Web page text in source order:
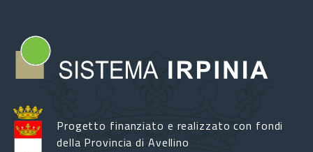
Progetto finanziato e realizzato con fondi
della Provincia di Avellino